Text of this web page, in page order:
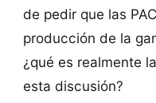
de pedir que las
producción de la
¿qué es realmente
esta discusión?